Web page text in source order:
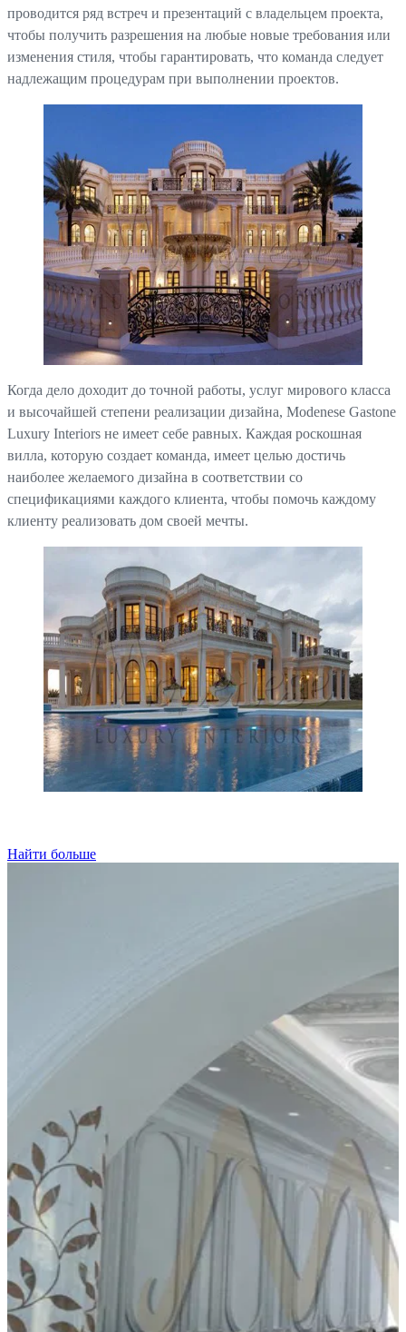
проводится ряд встреч и презентаций с владельцем проекта,
чтобы получить разрешения на любые новые требования или
изменения стиля, чтобы гарантировать, что команда следует
надлежащим процедурам при выполнении проектов.
Когда дело доходит до точной работы, услуг мирового класса
и высочайшей степени реализации дизайна, Modenese Gastone
Luxury Interiors не имеет себе равных. Каждая роскошная
вилла, которую создает команда, имеет целью достичь
наиболее желаемого дизайна в соответствии со
спецификациями каждого клиента, чтобы помочь каждому
клиенту реализовать дом своей мечты.
Найти больше